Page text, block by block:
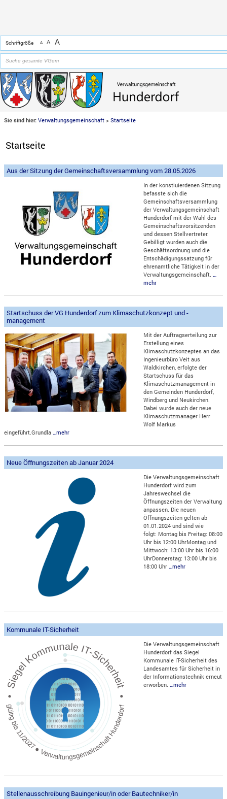
Schriftgröße A A A
Sie sind hier: Verwaltungsgemeinschaft >Startseite
Startseite
Aus der Sitzung der Gemeinschaftsversammlung vom 28.05.2026
In der konstiuierdenen Sitzung
befasste sich die
Gemeinschaftsversammlung
der Verwaltungsgemeinschaft
Hunderdorf mit der Wahl des
Gemeinschaftsvorsitzenden
und dessen Stellvertreter.
Gebilligt wurden auch die
Geschäftsordnung und die
Entschädigungssatzung für
ehrenamtliche Tätigkeit in der
Verwaltungsgemeinschaft.
mehr
Startschuss der VG Hunderdorf zum Klimaschutzkonzept und -
management
Mit der Auftragserteilung zur
Erstellung eines
Klimaschutzkonzeptes an das
Ingenieurbüro Veit aus
Waldkirchen, erfolgte der
Startschuss für das
Klimaschutzmanagement in
den Gemeinden Hunderdorf,
Windberg und Neukirchen.
Dabei wurde auch der neue
Klimaschutzmanager Herr
Wolf Markus
eingeführt.Grundla
…mehr
Neue Öffnungszeiten ab Januar 2024
Die Verwaltungsgemeinschaft
Hunderdorf wird zum
Jahreswechsel die
Öffnungszeiten der Verwaltung
anpassen. Die neuen
Öffnungszeiten gelten ab
01.01.2024 und sind wie
folgt: Montag bis Freitag: 08:00
Uhr bis 12:00 UhrMontag und
Mittwoch: 13:00 Uhr bis 16:00
UhrDonnerstag: 13:00 Uhr bis
18:00 Uhr
…mehr
Kommunale IT-Sicherheit
Die Verwaltungsgemeinschaft
Hunderdorf das Siegel
Kommunale IT-Sicherheit des
Landesamtes für Sicherheit in
der Informationstechnik erneut
erworben.
…mehr
Stellenausschreibung Bauingenieur/in oder Bautechniker/in